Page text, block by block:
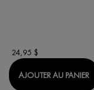
24,95 $
AJOUTER AU PANIER